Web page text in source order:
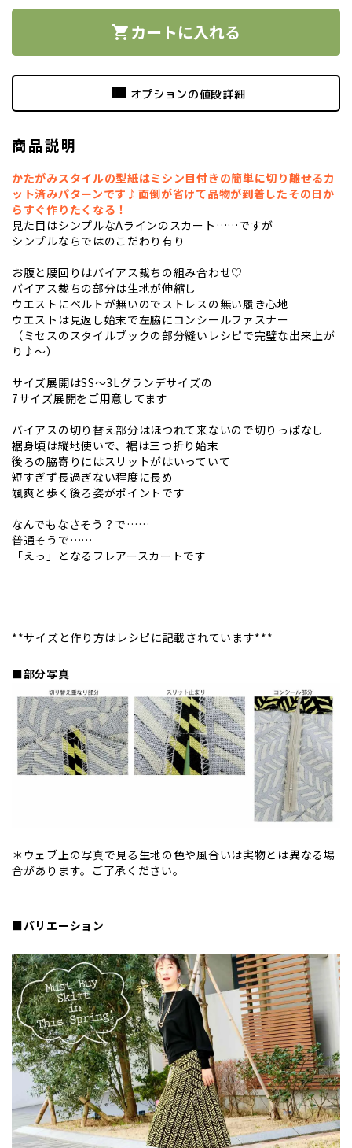
shopping_cart カートに入れる
view_list オプションの値段詳細
商品説明
かたがみスタイルの型紙はミシン目付きの簡単に切り離せるカ
ット済みパターンです♪面倒が省けて品物が到着したその日か
らすぐ作りたくなる！
見た目はシンプルなAラインのスカート……ですが
シンプルならではのこだわり有り
お腹と腰回りはバイアス裁ちの組み合わせ♡
バイアス裁ちの部分は生地が伸縮し
ウエストにベルトが無いのでストレスの無い履き心地
ウエストは見返し始末で左脇にコンシールファスナー
（ミセスのスタイルブックの部分縫いレシピで完璧な出来上が
り♪〜）
サイズ展開はSS〜3Lグランデサイズの
7サイズ展開をご用意してます
バイアスの切り替え部分はほつれて来ないので切りっぱなし
裾身頃は縦地使いで、裾は三つ折り始末
後ろの脇寄りにはスリットがはいっていて
短すぎず長過ぎない程度に長め
颯爽と歩く後ろ姿がポイントです
なんでもなさそう？で……
普通そうで……
「えっ」となるフレアースカートです
**サイズと作り方はレシピに記載されています***
■部分写真
＊ウェブ上の写真で見る生地の色や風合いは実物とは異なる場
合があります。ご了承ください。
■バリエーション